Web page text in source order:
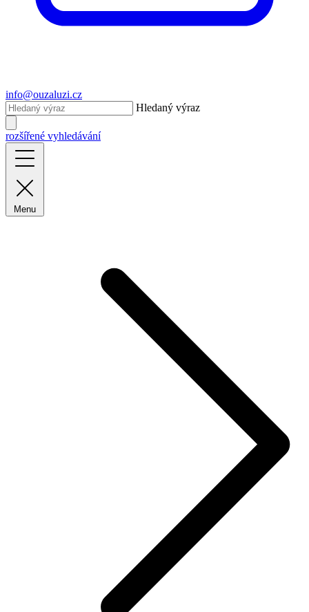
info@ouzaluzi.cz
Hledaný výraz
rozšířené vyhledávání
Menu